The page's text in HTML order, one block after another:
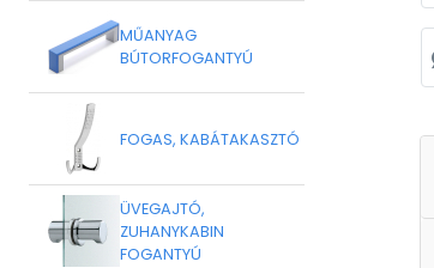
MŰANYAG
BÚTORFOGANTYÚ
FOGAS, KABÁTAKASZTÓ
ÜVEGAJTÓ,
ZUHANYKABIN
FOGANTYÚ